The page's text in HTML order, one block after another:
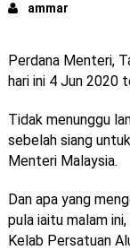
ammar
Perdana Menteri,
hari ini 4 Jun 2020
Tidak menunggu
sebelah siang
Menteri Malaysia.
Dan apa yang
pula iaitu malam
Kelab Persatuan